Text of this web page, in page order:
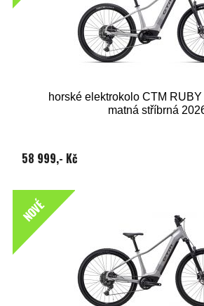
horské elektrokolo CTM
matná stříbrná
58 999,- Kč
NOVÉ